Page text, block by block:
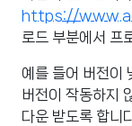
https://
로드 부분에서 프
예를 들어 버전
버전이 작동하지
다운 받도록 합니